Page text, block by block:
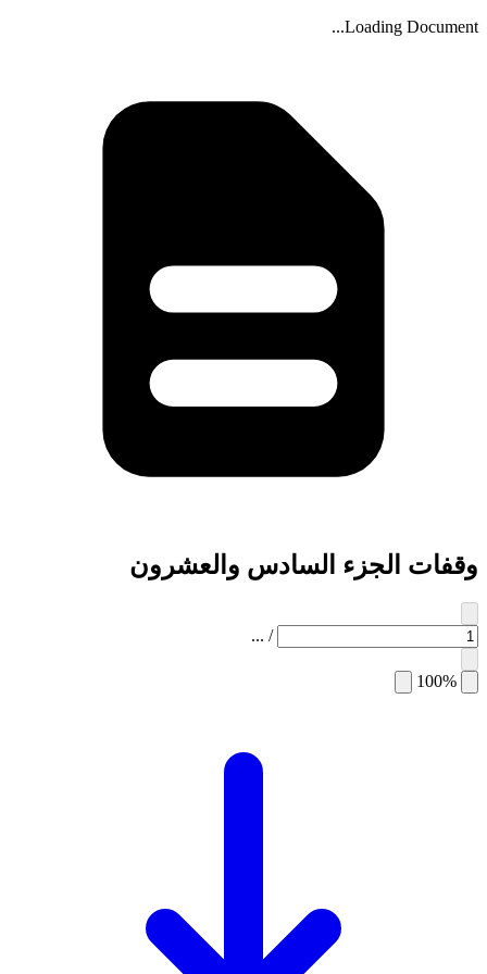
Loading Document...
وقفات الجزء السادس والعشرون
/
...
100%